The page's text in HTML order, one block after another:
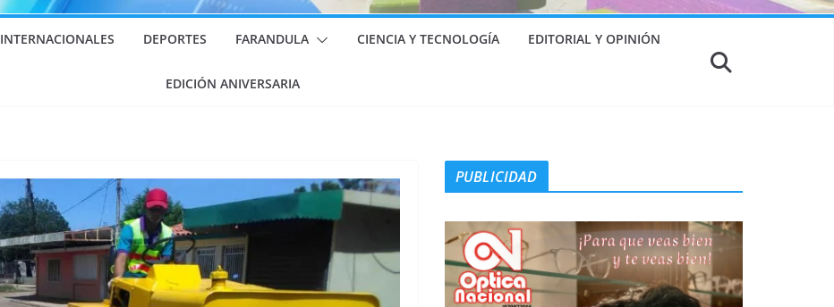
INTERNACIONALES DEPORTES FARANDULA CIENCIA Y TECNOLOGÍA EDITORIAL Y OPINIÓN
EDICIÓN ANIVERSARIA
PUBLICIDAD